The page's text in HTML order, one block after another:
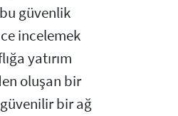
güvenlik
incelemek
yatırım
oluşan bir
bir ağ